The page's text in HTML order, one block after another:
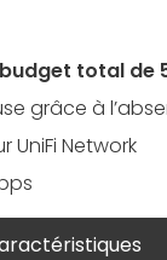
total de
grâce à
Network